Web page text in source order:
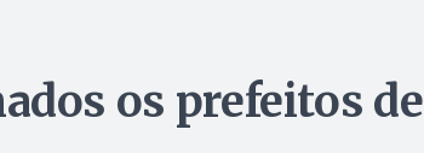
os prefeitos de